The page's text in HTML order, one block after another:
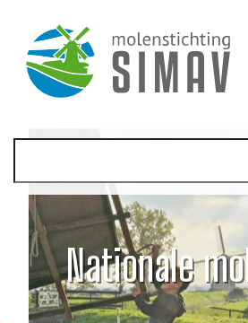
Nationale